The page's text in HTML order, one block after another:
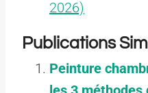
2026)
Publications
Peinture